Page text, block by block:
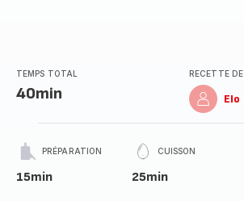
TEMPS TOTAL
40min
RECETTE DE
Elo
PRÉPARATION
15min
CUISSON
25min